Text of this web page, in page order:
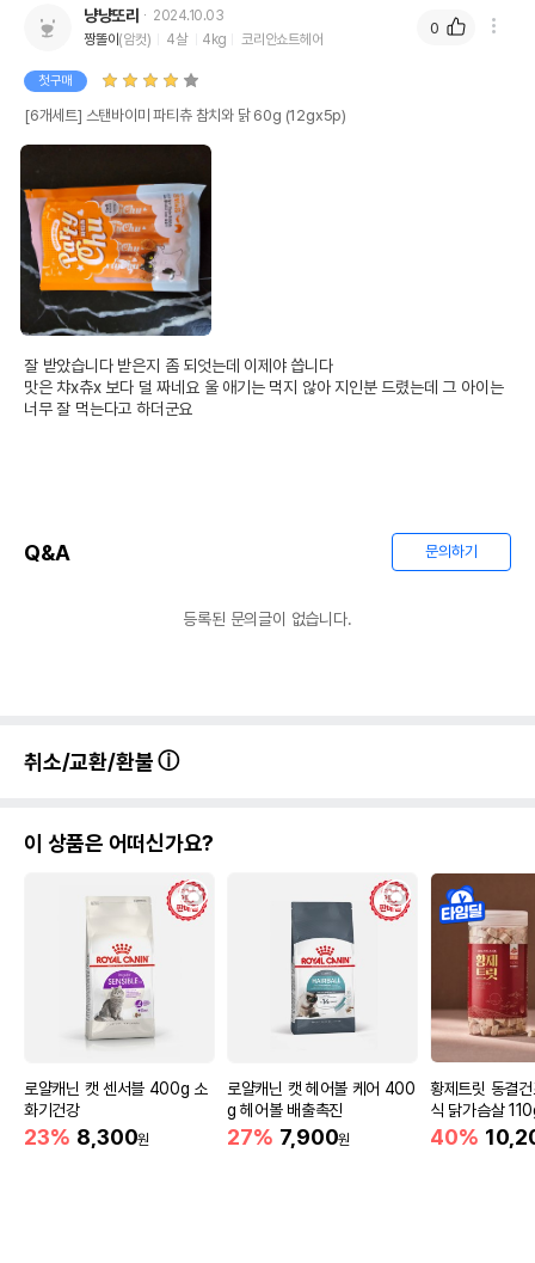
냥냥또리
2024.10.03
짱똘이 (암컷) 4살 4kg 코리안쇼트헤어
첫구매
[6개세트] 스탠바이미 파티츄 참치와 닭 60g (12gx5p)
잘 받았습니다 받은지 좀 되엇는데 이제야 씁니다
맛은 챠x츄x 보다 덜 짜네요 울 애기는 먹지 않아 지인분 드렸는데 그 아이는
너무 잘 먹는다고 하더군요
0
Q&A 문의하기
등록된 문의글이 없습니다.
취소/교환/환불
이 상품은 어떠신가요?
로얄캐닌 캣 센서블 400g 소
화기건강
23% 8,300원
로얄캐닌 캣 헤어볼 케어 400
g 헤어볼 배출촉진
27% 7,900원
황제트릿 동결
식 닭가슴살
40%